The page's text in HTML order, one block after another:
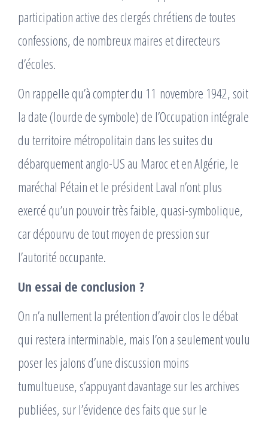
participation active des clergés chrétiens de toutes
confessions, de nombreux maires et directeurs
d’écoles.
On rappelle qu’à compter du 11 novembre 1942, soit
la date (lourde de symbole) de l’Occupation intégrale
du territoire métropolitain dans les suites du
débarquement anglo-US au Maroc et en Algérie, le
maréchal Pétain et le président Laval n’ont plus
exercé qu’un pouvoir très faible, quasi-symbolique,
car dépourvu de tout moyen de pression sur
l’autorité occupante.
Un essai de conclusion ?
On n’a nullement la prétention d’avoir clos le débat
qui restera interminable, mais l’on a seulement voulu
poser les jalons d’une discussion moins
tumultueuse, s’appuyant davantage sur les archives
publiées, sur l’évidence des faits que sur le